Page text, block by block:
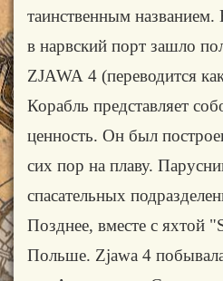
таинственным названием.
в нарвский порт зашло
ZJAWA 4 (переводится
Корабль представляет
ценность. Он был
сих пор на плаву.
спасательных
Позднее, вместе с яхтой
Польше. Zjawa 4